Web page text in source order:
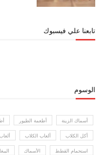
تابعنا علي فيسبوك
الوسوم
أسماك الزينة أطعمة الطيور
أكل الكلاب ألعاب الكلاب
استحمام القطط الأسماك